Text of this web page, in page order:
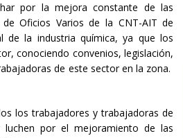
por la mejora constante de las
Oficios Varios de la CNT-AIT de
de la industria química, ya que los
conociendo convenios, legislación,
de este sector en la zona.
los trabajadores y trabajadoras de
luchen por el mejoramiento de las